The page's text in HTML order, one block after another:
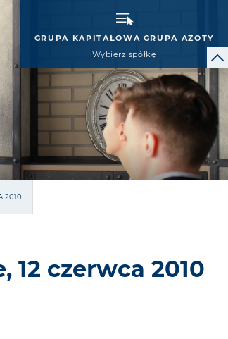
GRUPA KAPITAŁOWA GRUPA AZOTY
Wybierz spółkę
2010
12 czerwca 2010